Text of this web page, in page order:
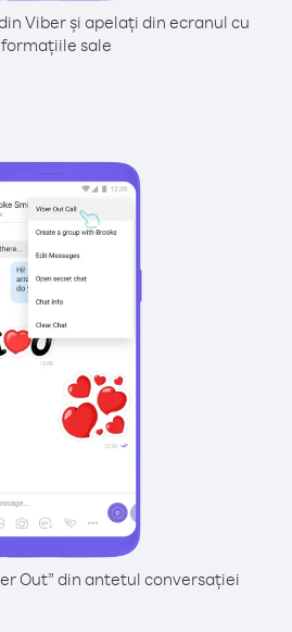
Viber și apelați din ecranul cu
sale
Out” din antetul conversației